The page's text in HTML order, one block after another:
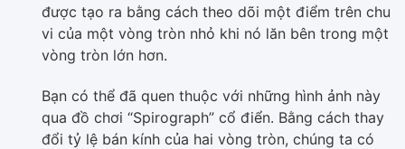
được tạo ra bằng cách theo dõi một điểm trên chu
vi của một vòng tròn nhỏ khi nó lăn bên trong một
vòng tròn lớn hơn.
Bạn có thể đã quen thuộc với những hình ảnh này
qua đồ chơi “Spirograph” cổ điển. Bằng cách thay
đổi tỷ lệ bán kính của hai vòng tròn, chúng ta có